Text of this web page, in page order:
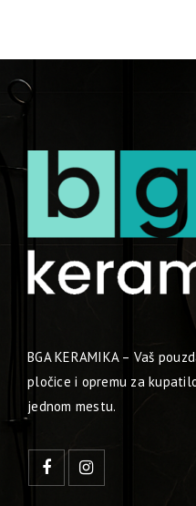
BGA KERAMIKA – Vaš
pločice i opremu za
jednom mestu.